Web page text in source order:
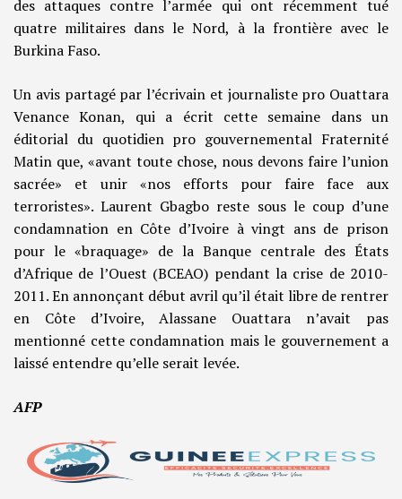
des attaques contre l’armée qui ont récemment tué
quatre militaires dans le Nord, à la frontière avec le
Burkina Faso.
Un avis partagé par l’écrivain et journaliste pro Ouattara
Venance Konan, qui a écrit cette semaine dans un
éditorial du quotidien pro gouvernemental Fraternité
Matin que, «avant toute chose, nous devons faire l’union
sacrée» et unir «nos efforts pour faire face aux
terroristes». Laurent Gbagbo reste sous le coup d’une
condamnation en Côte d’Ivoire à vingt ans de prison
pour le «braquage» de la Banque centrale des États
d’Afrique de l’Ouest (BCEAO) pendant la crise de 2010-
2011. En annonçant début avril qu’il était libre de rentrer
en Côte d’Ivoire, Alassane Ouattara n’avait pas
mentionné cette condamnation mais le gouvernement a
laissé entendre qu’elle serait levée.
AFP